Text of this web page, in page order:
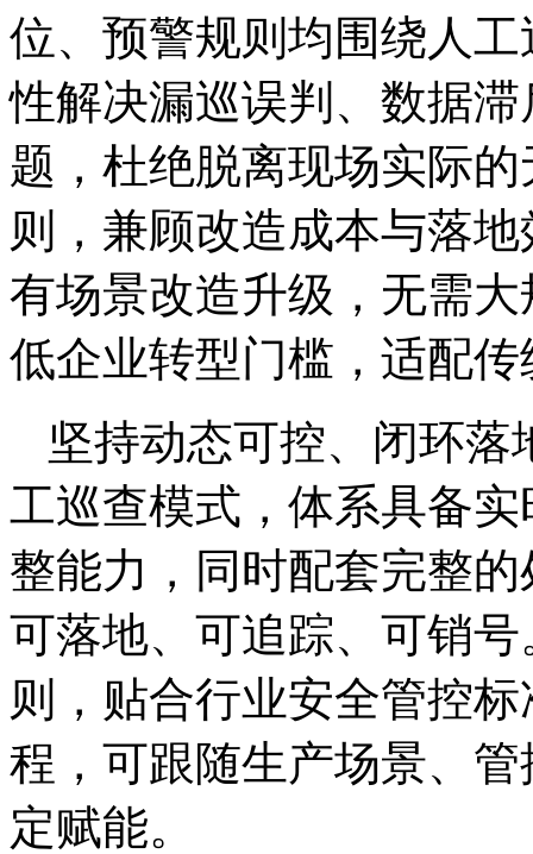
位、预警规则均围绕人
性解决漏巡误判、数据
题，杜绝脱离现场实际
则，兼顾改造成本与落
有场景改造升级，无需
低企业转型门槛，适配
坚持动态可控、闭环
工巡查模式，体系具备
整能力，同时配套完整
可落地、可追踪、可销
则，贴合行业安全管控
程，可跟随生产场景、
定赋能。